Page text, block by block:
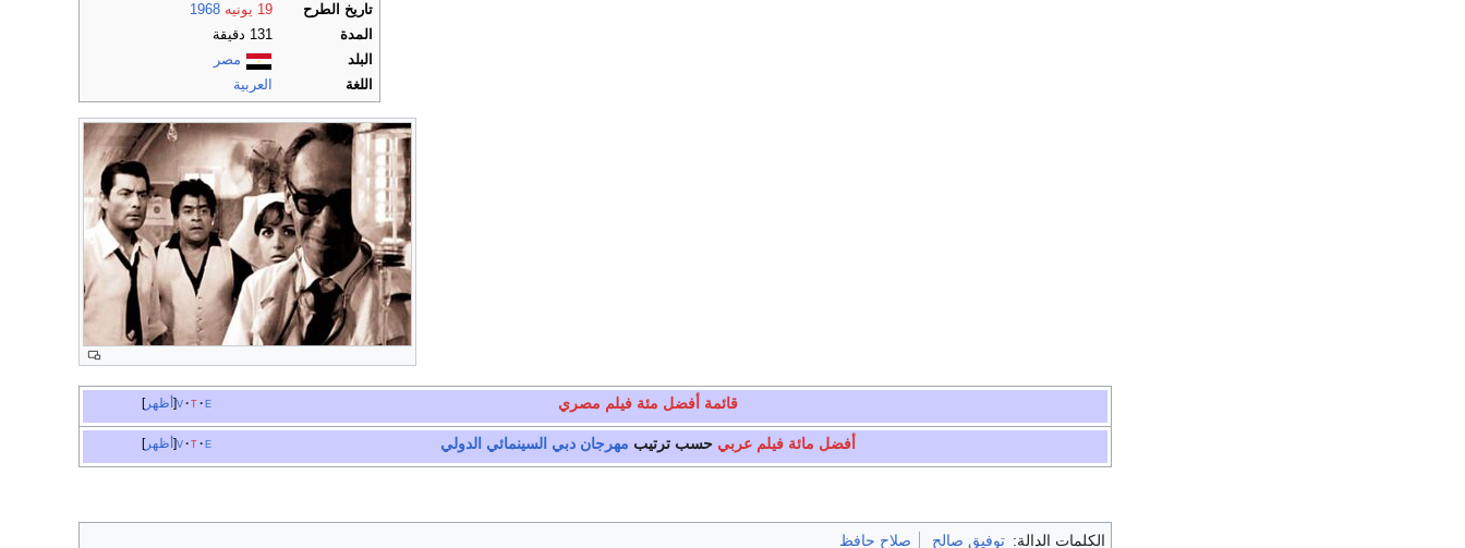
تاريخ الطرح
19 يونيه
1968
المدة
131 دقيقة
البلد
مصر
اللغة
العربية
أظهر v t e قائمة أفضل مئة فيلم مصري
أظهر v t e أفضل مائة فيلم عربي حسب ترتيب مهرجان دبي السينمائي الدولي
الكلمات الدالة: توفيق صالح صلاح حافظ